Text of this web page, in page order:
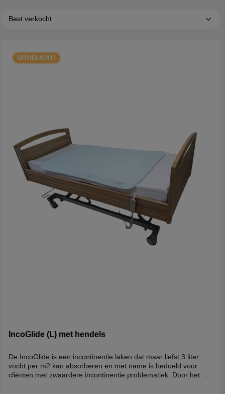
UITGELICHT!
IncoGlide (L) met hendels
De IncoGlide is een incontinentie laken dat maar liefst 3 liter
vocht per m2 kan absorberen en met name is bedoeld voor
cliënten met zwaardere incontinentie problematiek. Door het 5-